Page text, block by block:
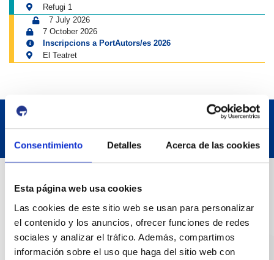
Consentimiento Detalles Acerca de las cookies
Esta página web usa cookies
Las cookies de este sitio web se usan para personalizar
el contenido y los anuncios, ofrecer funciones de redes
sociales y analizar el tráfico. Además, compartimos
información sobre el uso que haga del sitio web con
Refugi 1
7 July 2026
7 October 2026
Inscripcions a PortAutors/es 2026
El Teatret
Contact
Adreça
Passeig de l'Escullera s/n, 43004 Tarragona